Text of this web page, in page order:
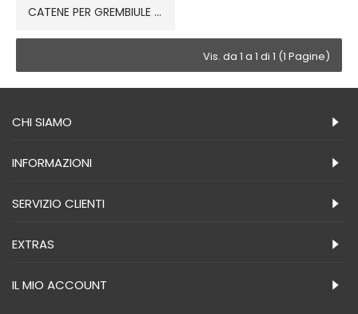
CATENE PER GREMBIULE EXCELLENT
Vis. da 1 a 1 di 1 (1 Pagine)
CHI SIAMO
INFORMAZIONI
SERVIZIO CLIENTI
EXTRAS
IL MIO ACCOUNT